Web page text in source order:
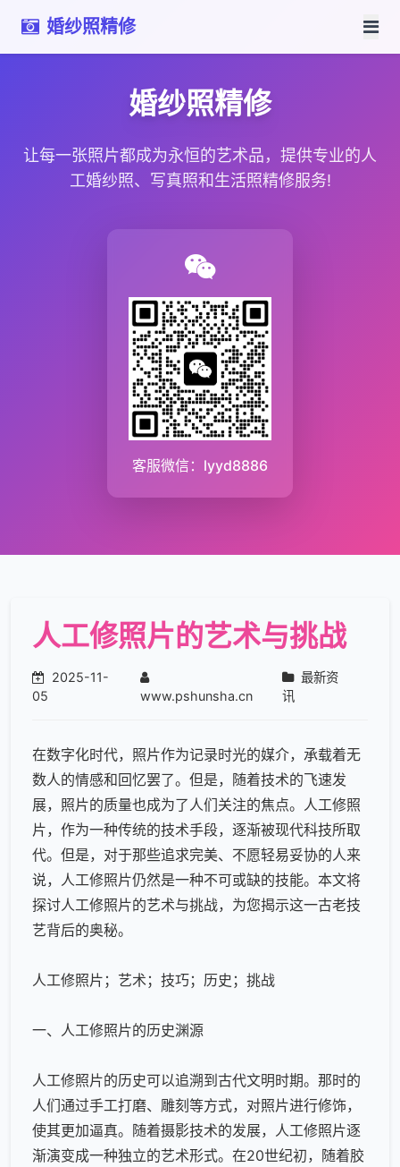
婚纱照精修
婚纱照精修
让每一张照片都成为永恒的艺术品，提供专业的人
工婚纱照、写真照和生活照精修服务!
客服微信：lyyd8886
人工修照片的艺术与挑战
2025-11-
05
www.pshunsha.cn
最新资
讯
在数字化时代，照片作为记录时光的媒介，承载着无
数人的情感和回忆罢了。但是，随着技术的飞速发
展，照片的质量也成为了人们关注的焦点。人工修照
片，作为一种传统的技术手段，逐渐被现代科技所取
代。但是，对于那些追求完美、不愿轻易妥协的人来
说，人工修照片仍然是一种不可或缺的技能。本文将
探讨人工修照片的艺术与挑战，为您揭示这一古老技
艺背后的奥秘。
人工修照片；艺术；技巧；历史；挑战
一、人工修照片的历史渊源
人工修照片的历史可以追溯到古代文明时期。那时的
人们通过手工打磨、雕刻等方式，对照片进行修饰，
使其更加逼真。随着摄影技术的发展，人工修照片逐
渐演变成一种独立的艺术形式。在20世纪初，随着胶